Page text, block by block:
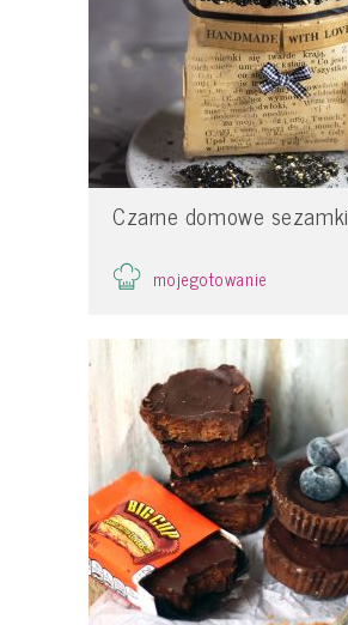
Czarne domowe sezamki
mojegotowanie